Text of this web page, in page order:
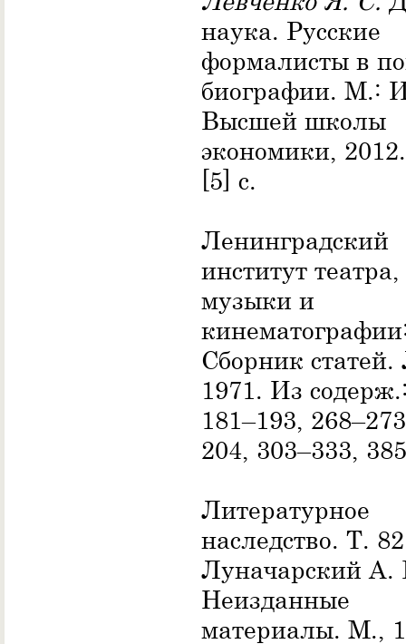
наука. Русские
формалисты в
биографии. М.:
Высшей школы
экономики,
[5] c.
Ленинградский
институт театра,
музыки и
Сборник
1971. Из
181–193,
204, 303–333,
Литературное
наследство. Т.
Луначарский А.
Неизданные
материалы. М.,